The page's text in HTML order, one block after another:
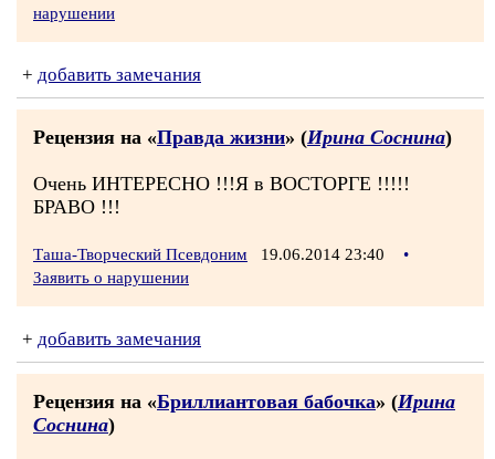
нарушении
+ добавить замечания
Рецензия на «Правда жизни» (Ирина Соснина)
Очень ИНТЕРЕСНО !!!Я в ВОСТОРГЕ !!!!!
БРАВО !!!
Таша-Творческий Псевдоним 19.06.2014 23:40
•
Заявить о нарушении
+ добавить замечания
Рецензия на «Бриллиантовая бабочка» (Ирина
Соснина)